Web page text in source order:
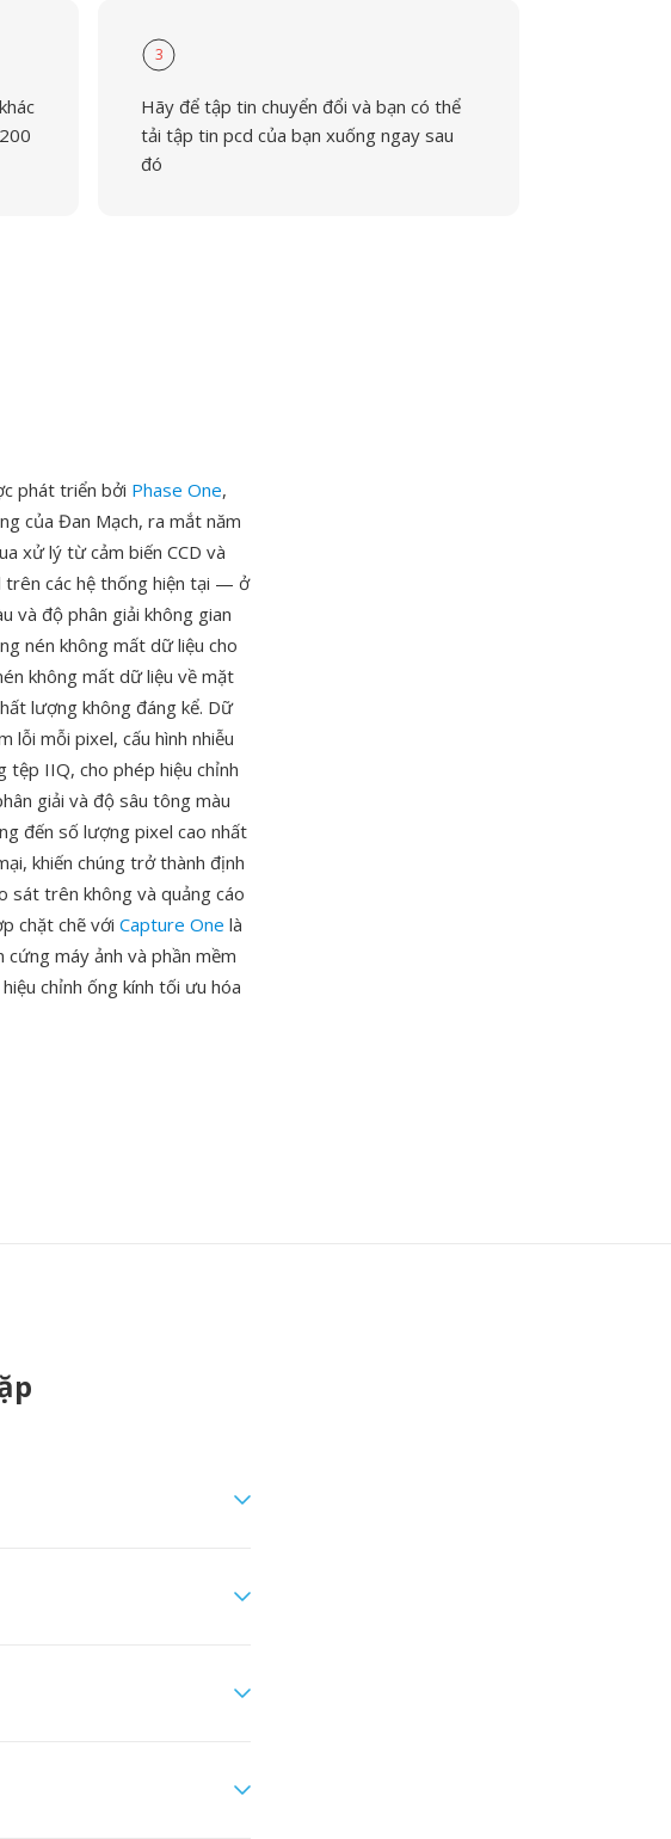
3
Hãy để tập tin chuyển đổi và bạn có thể
tải tập tin pcd của bạn xuống ngay sau
đó
phát triển bởi Phase One,
của Đan Mạch, ra mắt năm
xử lý từ cảm biến CCD và
trên các hệ thống hiện tại — ở
và độ phân giải không gian
nén không mất dữ liệu cho
không mất dữ liệu về mặt
lượng không đáng kể. Dữ
lỗi mỗi pixel, cấu hình nhiễu
IIQ, cho phép hiệu chỉnh
giải và độ sâu tông màu
đến số lượng pixel cao nhất
khiến chúng trở thành định
sát trên không và quảng cáo
chặt chẽ với Capture One là
máy ảnh và phần mềm
chỉnh ống kính tối ưu hóa